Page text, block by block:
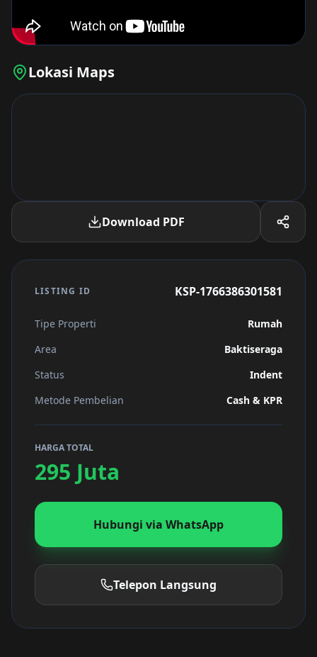
Lokasi Maps
Download PDF
LISTING ID KSP-1766386301581
Tipe Properti
Rumah
Area
Baktiseraga
Status
Indent
Metode Pembelian
Cash & KPR
HARGA TOTAL
295 Juta
Hubungi via WhatsApp
Telepon Langsung